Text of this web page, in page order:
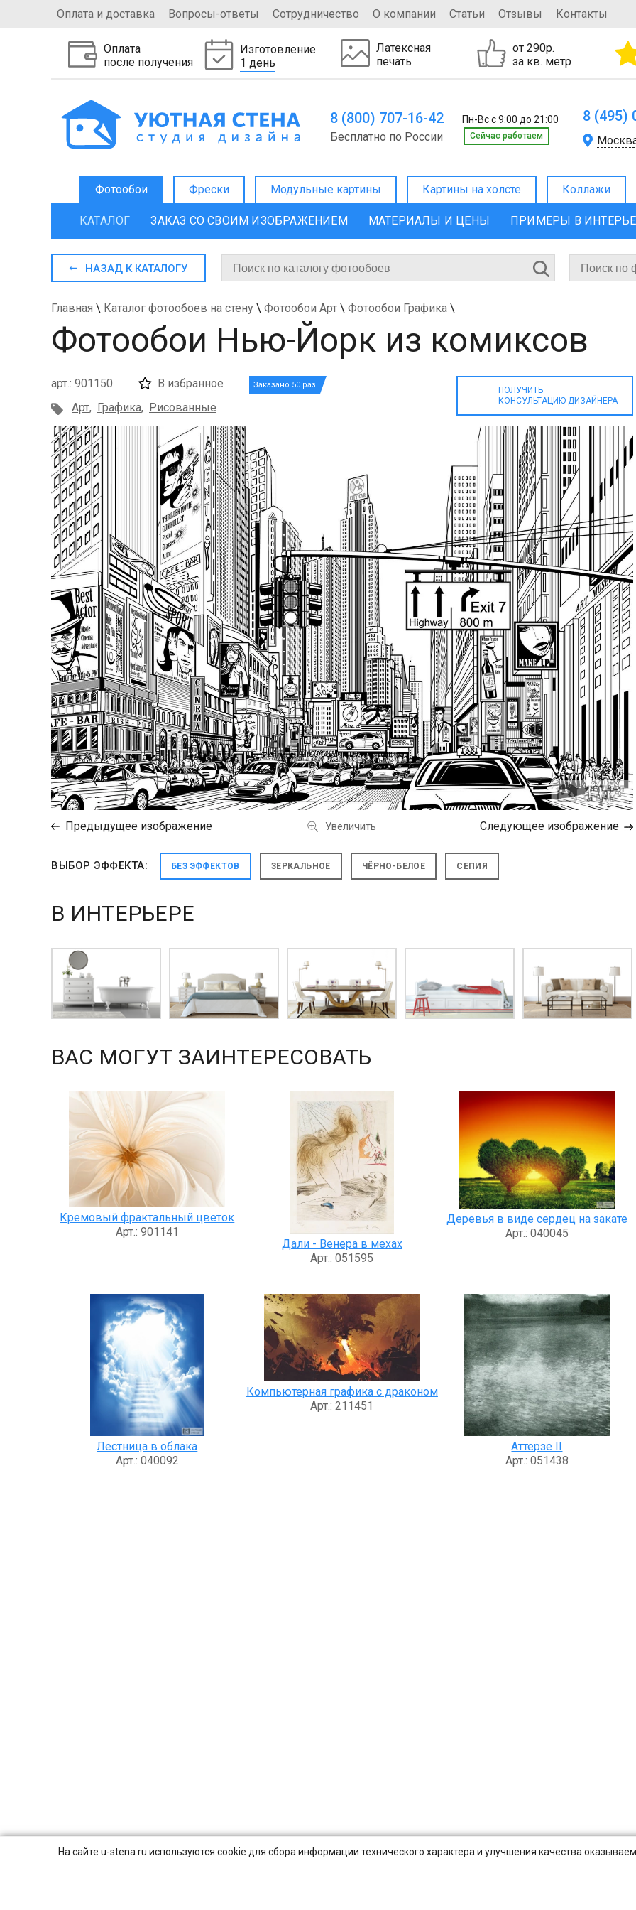
На сайте u-stena.ru используются cookie для сбора информации технического характера и улучшения качества
Оплата и доставка Вопросы-ответы Сотрудничество О компании Статьи Отзывы Контакты
Оплата
после получения
Изготовление
1 день
Латексная
печать
от 290р.
за кв. метр
8 (800) 707-16-42 Пн-Вс с 9:00 до 21:00
Бесплатно по России Cейчас работаем
8 (495)
Фотообои Фрески Модульные картины Картины на холсте Коллажи
КАТАЛОГ ЗАКАЗ СО СВОИМ ИЗОБРАЖЕНИЕМ МАТЕРИАЛЫ И ЦЕНЫ ПРИМЕРЫ В
НАЗАД К КАТАЛОГУ
Главная \ Каталог фотообоев на стену \ Фотообои Арт \ Фотообои Графика \
Фотообои Нью-Йорк из комиксов
арт.: 901150 В избранное Заказано 50 раз
Арт, Графика, Рисованные
ПОЛУЧИТЬ
КОНСУЛЬТАЦИЮ ДИЗАЙНЕРА
← Предыдущее изображение Увеличить Следующее изображение →
ВЫБОР ЭФФЕКТА: БЕЗ ЭФФЕКТОВ ЗЕРКАЛЬНОЕ ЧЁРНО-БЕЛОЕ СЕПИЯ
В ИНТЕРЬЕРЕ
ВАС МОГУТ ЗАИНТЕРЕСОВАТЬ
Кремовый фрактальный цветок
Арт.: 901141
Дали - Венера в мехах
Арт.: 051595
Деревья в виде сердец на закате
Арт.: 040045
Лестница в облака
Арт.: 040092
Компьютерная графика с драконом
Арт.: 211451
Аттерзе II
Арт.: 051438